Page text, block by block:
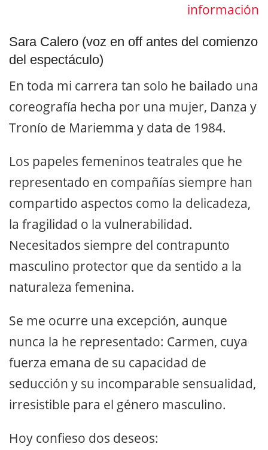
información
Sara Calero (voz en off antes del comienzo
del espectáculo)
En toda mi carrera tan solo he bailado una
coreografía hecha por una mujer, Danza y
Tronío de Mariemma y data de 1984.
Los papeles femeninos teatrales que he
representado en compañías siempre han
compartido aspectos como la delicadeza,
la fragilidad o la vulnerabilidad.
Necesitados siempre del contrapunto
masculino protector que da sentido a la
naturaleza femenina.
Se me ocurre una excepción, aunque
nunca la he representado: Carmen, cuya
fuerza emana de su capacidad de
seducción y su incomparable sensualidad,
irresistible para el género masculino.
Hoy confieso dos deseos: